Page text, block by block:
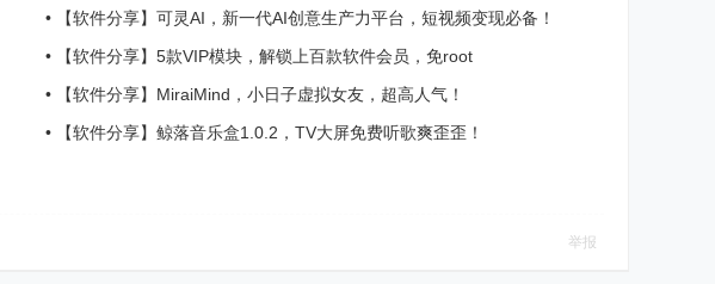
•
【软件分享】可灵AI，新一代AI创意生产力平台，短视频变现必备！
•
【软件分享】5款VIP模块，解锁上百款软件会员，免root
•
【软件分享】MiraiMind，小日子虚拟女友，超高人气！
•
【软件分享】鲸落音乐盒1.0.2，TV大屏免费听歌爽歪歪！
举报